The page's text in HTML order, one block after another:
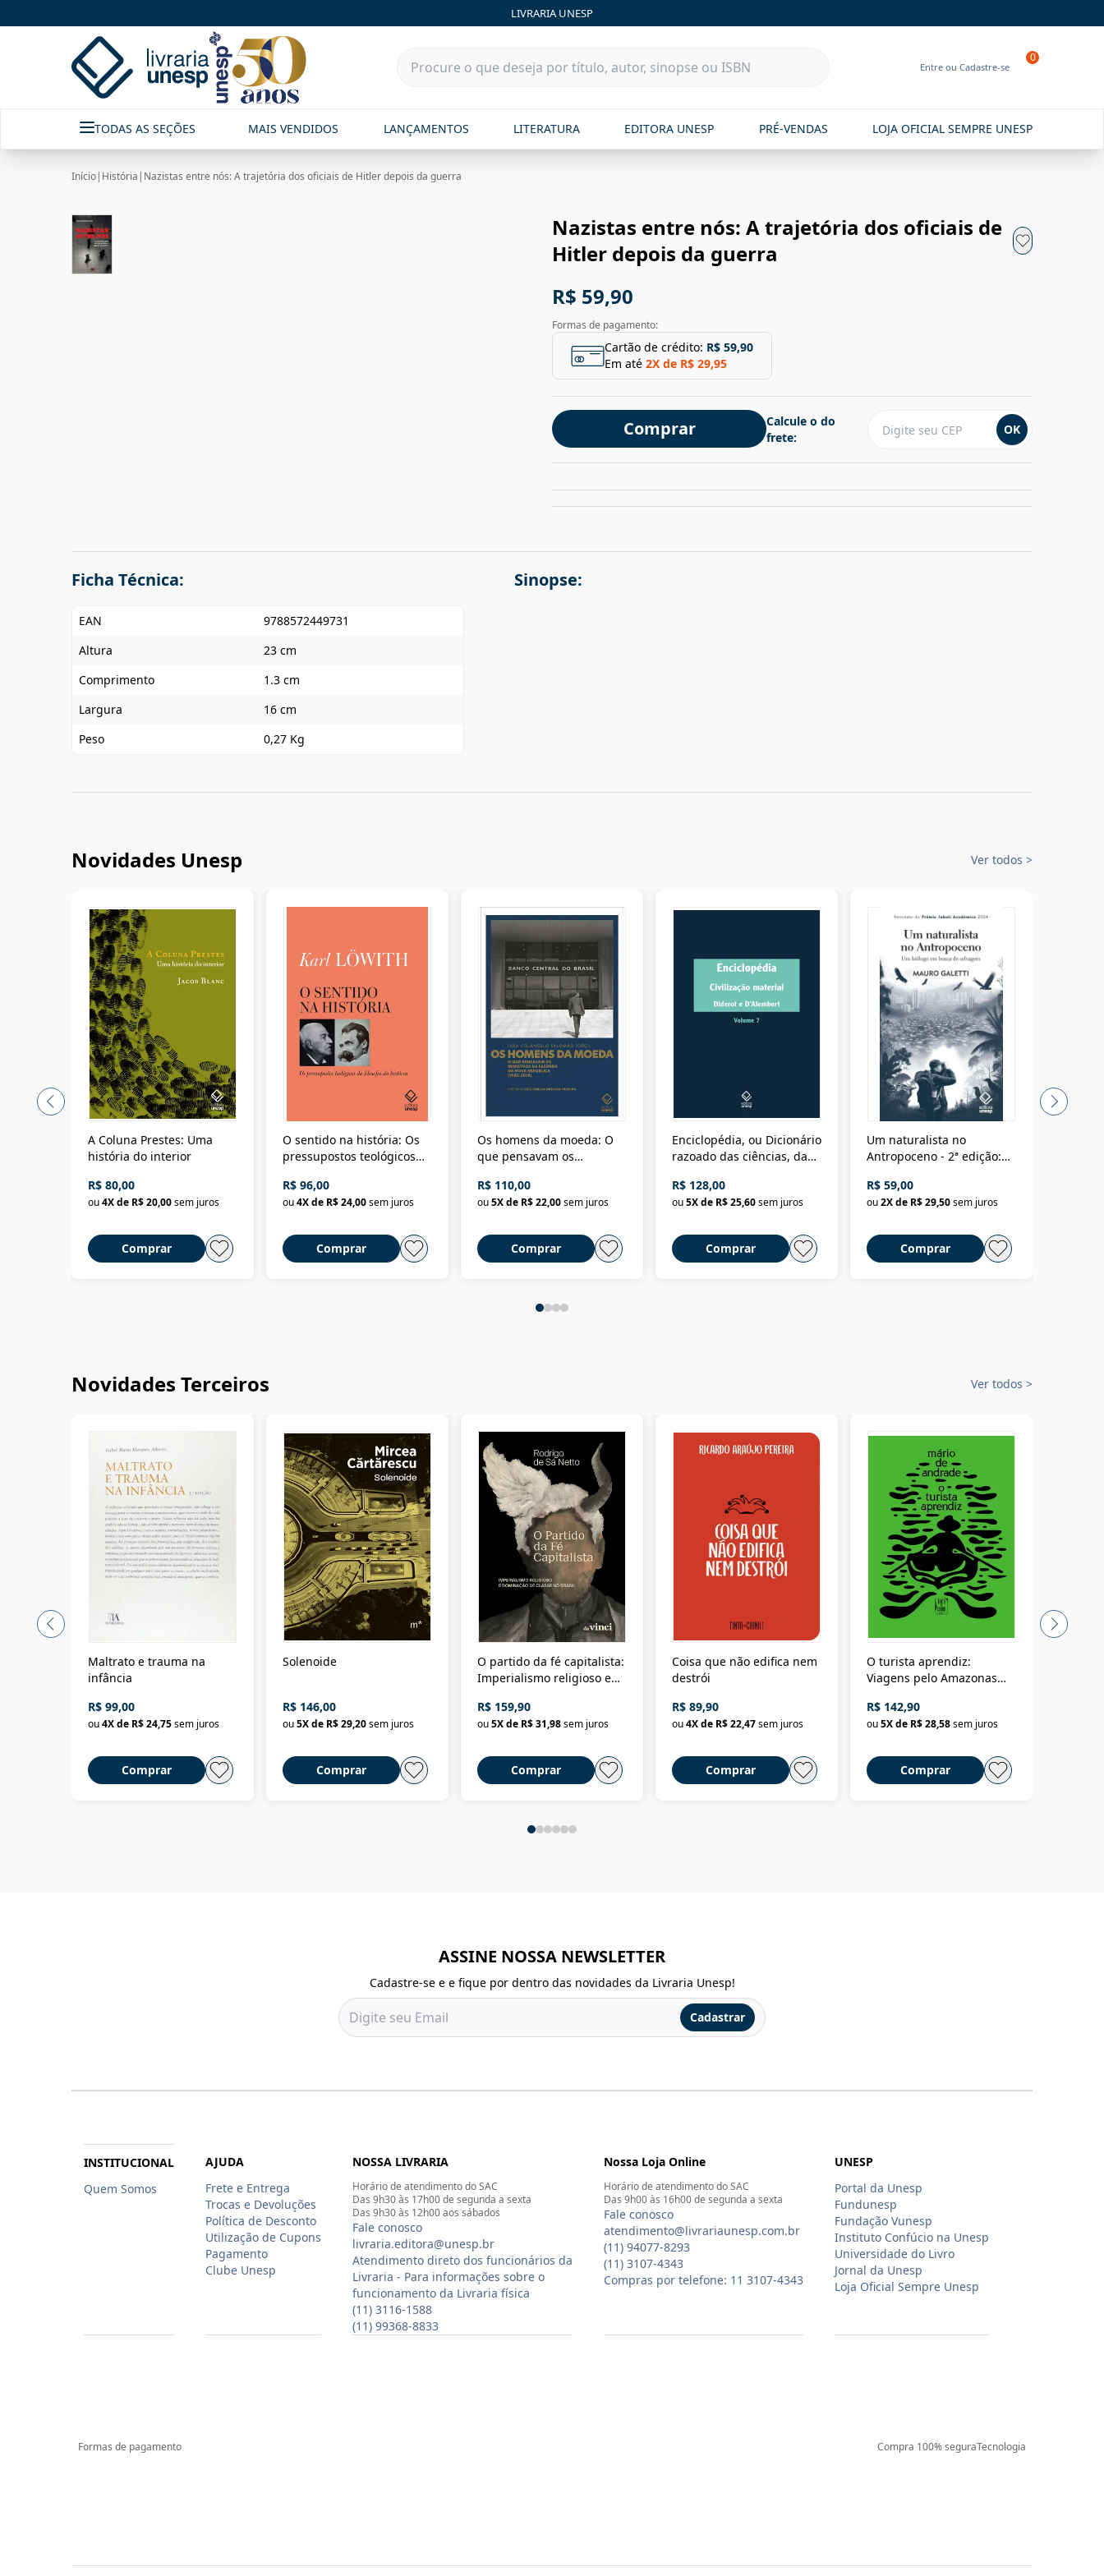
LIVRARIA UNESP
Entre ou Cadastre-se
0
TODAS AS SEÇÕES MAIS VENDIDOS LANÇAMENTOS LITERATURA EDITORA UNESP PRÉ-VENDAS LOJA OFICIAL SEMPRE UNESP
Início| História | Nazistas entre nós: A trajetória dos oficiais de Hitler depois da guerra
Nazistas entre nós: A trajetória dos oficiais de
Hitler depois da guerra
R$ 59,90
Formas de pagamento:
Cartão de crédito: R$ 59,90
Em até 2X de R$ 29,95
Comprar
Calcule o do
frete:
OK
Ficha Técnica:
EAN
9788572449731
Altura
23 cm
Comprimento
1.3 cm
Largura
16 cm
Peso
0,27 Kg
Sinopse:
Novidades Unesp Ver todos >
A Coluna Prestes: Uma
história do interior
R$ 80,00
ou4X de R$ 20,00sem juros
Comprar
O sentido na história: Os
pressupostos teológicos
R$ 96,00
ou4X de R$ 24,00sem juros
Comprar
Os homens da moeda: O
que pensavam os
Nova República (1985-
2018)
R$ 110,00
ou5X de R$ 22,00sem juros
Comprar
Enciclopédia, ou Dicionário
razoado das ciências, das
Civilização material
R$ 128,00
ou5X de R$ 25,60sem juros
Comprar
Um naturalista no
Antropoceno - 2ª edição:
selvagem
R$ 59,00
ou2X de R$ 29,50sem juros
Comprar
Novidades Terceiros Ver todos >
Maltrato e trauma na
infância
R$ 99,00
ou4X de R$ 24,75sem juros
Comprar
Solenoide
R$ 146,00
ou5X de R$ 29,20sem juros
Comprar
O partido da fé capitalista:
Imperialismo religioso e
Brasil
R$ 159,90
ou5X de R$ 31,98sem juros
Comprar
Coisa que não edifica nem
destrói
R$ 89,90
ou4X de R$ 22,47sem juros
Comprar
O turista aprendiz:
Viagens pelo Amazonas
até a Bolívia e por Marajó
até dizer chega
R$ 142,90
ou5X de R$ 28,58sem juros
Comprar
ASSINE NOSSA NEWSLETTER
Cadastre-se e e fique por dentro das novidades da Livraria Unesp!
Cadastrar
INSTITUCIONAL
Quem Somos
AJUDA
Frete e Entrega
Trocas e Devoluções
Política de Desconto
Utilização de Cupons
Pagamento
Clube Unesp
NOSSA LIVRARIA
Horário de atendimento do SAC
Das 9h30 às 17h00 de segunda a sexta
Das 9h30 às 12h00 aos sábados
Fale conosco
livraria.editora@unesp.br
Atendimento direto dos funcionários da
Livraria - Para informações sobre o
funcionamento da Livraria física
(11) 3116-1588
(11) 99368-8833
Nossa Loja Online
Horário de atendimento do SAC
Das 9h00 às 16h00 de segunda a sexta
Fale conosco
atendimento@livrariaunesp.com.br
(11) 94077-8293
(11) 3107-4343
Compras por telefone: 11 3107-4343
UNESP
Portal da Unesp
Fundunesp
Fundação Vunesp
Instituto Confúcio na Unesp
Universidade do Livro
Jornal da Unesp
Loja Oficial Sempre Unesp
Formas de pagamento Compra 100% seguraTecnologia